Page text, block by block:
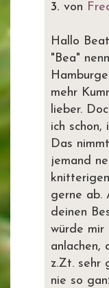
3. von
Hallo
"Bea"
mehr
lieber.
ich schon,
Das
jemand
gerne ab.
deinen
würde mir
anlachen,
z.Zt. sehr
nie so